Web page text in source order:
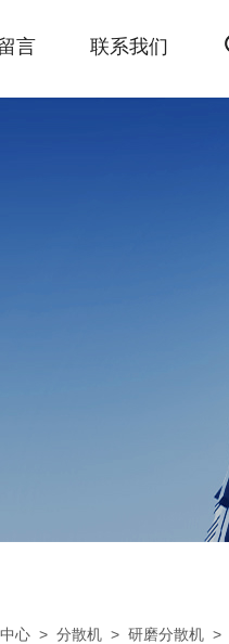
言 联系我们
心 > 分散机 > 研磨分散机 >